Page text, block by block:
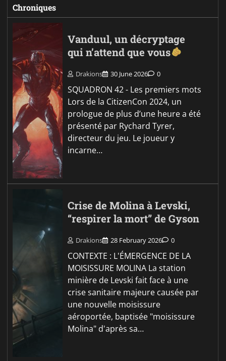
Chroniques
Vanduul, un décryptage
qui n’attend que vous
Drakions 30 June 2026 0
SQUADRON 42 - Les premiers mots
Lors de la CitizenCon 2024, un
prologue de plus d’une heure a été
présenté par Rychard Tyrer,
directeur du jeu. Le joueur y
incarne…
Crise de Molina à Levski,
“respirer la mort” de Gyson
Drakions 28 February 2026 0
CONTEXTE : L'ÉMERGENCE DE LA
MOISISSURE MOLINA La station
minière de Levski fait face à une
crise sanitaire majeure causée par
une nouvelle moisissure
aéroportée, baptisée "moisissure
Molina" d'après sa…